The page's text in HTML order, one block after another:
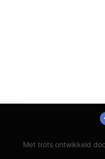
Met trots ontwikkeld